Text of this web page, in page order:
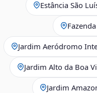
Estância São
Jardim Aeródromo
Jardim Alto da Boa
Jardim